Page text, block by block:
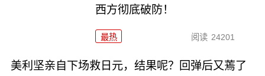
西方彻底破防！
最热 阅读 24201
美利坚亲自下场救日元，结果呢？回弹后又蔫了